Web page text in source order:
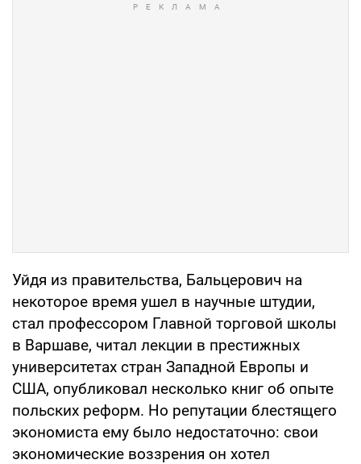
Уйдя из правительства, Бальцерович на
некоторое время ушел в научные штудии,
стал профессором Главной торговой школы
в Варшаве, читал лекции в престижных
университетах стран Западной Европы и
США, опубликовал несколько книг об опыте
польских реформ. Но репутации блестящего
экономиста ему было недостаточно: свои
экономические воззрения он хотел